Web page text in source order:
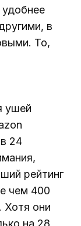
в
То,
ушей
24
рейтинг
чем 400
Хотя они